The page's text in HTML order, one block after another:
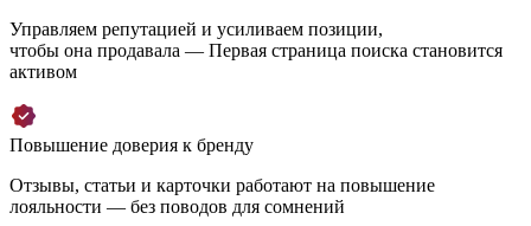
Управляем репутацией и усиливаем позиции,
чтобы она продавала — Первая страница поиска становится
активом
Повышение доверия к бренду
Отзывы, статьи и карточки работают на повышение
лояльности — без поводов для сомнений